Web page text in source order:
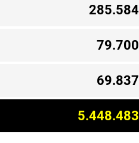
285.584
79.700
69.837
5.448.483